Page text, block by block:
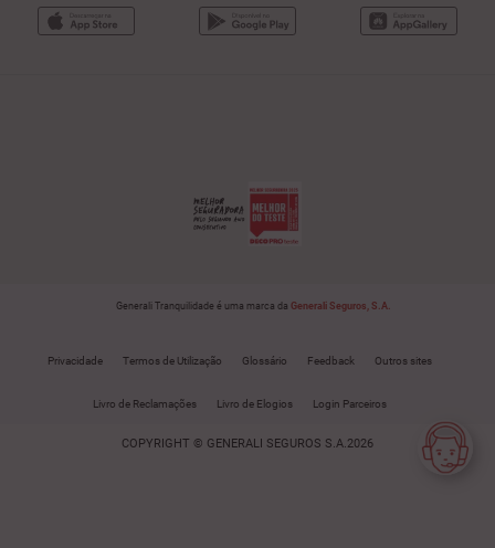
Generali Tranquilidade é uma marca da Generali Seguros, S.A.
Privacidade Termos de Utilização Glossário Feedback Outros sites
Livro de Reclamações Livro de Elogios Login Parceiros
COPYRIGHT © GENERALI SEGUROS S.A.2026